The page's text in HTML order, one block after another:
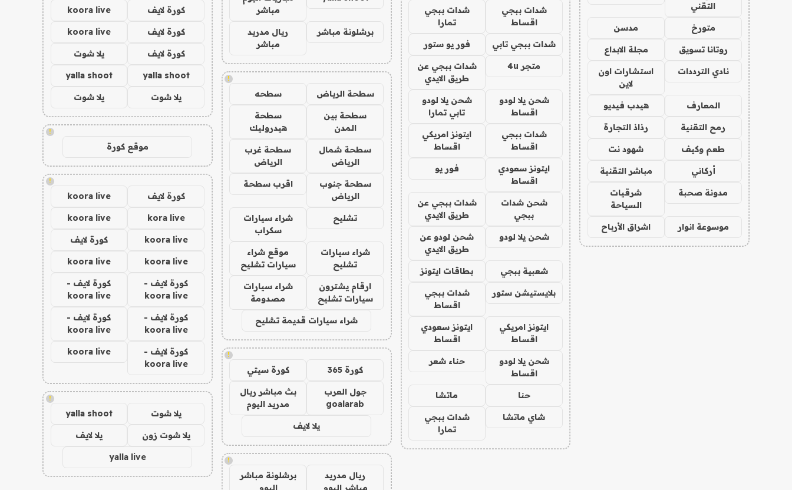
التقني
متورخ مدسن
روتانا تسويق مجلة الابداع
نادي الترددات
استشارات اون
لاين
المعارف هيدب فيديو
رمح التقنية رذاذ التجارة
طعم وكيف شهود نت
أركاني مباشر التقنية
مدونة صحبة
شرقيات
السياحة
موسوعة انوار اشراق الأرباح
شدات ببجي
اقساط
شدات ببجي
تمارا
شدات ببجي تابي فور يو ستور
متجر 4u
شدات ببجي عن
طريق الايدي
شحن يلا لودو
اقساط
شحن يلا لودو
تابي تمارا
شدات ببجي
اقساط
ايتونز امريكي
اقساط
ايتونز سعودي
اقساط
فور يو
شحن شدات
ببجي
شدات ببجي عن
طريق الايدي
شحن يلا لودو
شحن لودو عن
طريق الايدي
شعبية ببجي بطاقات ايتونز
بلايستيشن ستور
شدات ببجي
اقساط
ايتونز امريكي
اقساط
ايتونز سعودي
اقساط
شحن يلا لودو
اقساط
حناء شعر
حنا ماتشا
شاي ماتشا
شدات ببجي
تمارا
مباشر
برشلونة مباشر
ريال مدريد
مباشر
!
سطحة الرياض سطحه
سطحة بين
المدن
سطحة
هيدروليك
سطحة شمال
الرياض
سطحة غرب
الرياض
سطحة جنوب
الرياض
اقرب سطحة
تشليح
شراء سيارات
سكراب
شراء سيارات
تشليح
موقع شراء
سيارات تشليح
ارقام يشترون
سيارات تشليح
شراء سيارات
مصدومة
شراء سيارات قديمة تشليح
!
كورة 365 كورة سيتي
جول العرب
goalarab
بث مباشر ريال
مدريد اليوم
يلا لايف
!
ريال مدريد
مباشر اليوم
برشلونة مباشر
اليوم
كورة لايف koora live
كورة لايف koora live
كورة لايف يلا شوت
yalla shoot
yalla shoot
يلا شوت يلا شوت
!
موقع كورة
!
كورة لايف koora live
kora live
koora live
koora live كورة لايف
koora live
koora live
كورة لايف -
koora live
كورة لايف -
koora live
كورة لايف -
koora live
كورة لايف -
koora live
كورة لايف -
koora live
koora live
!
يلا شوت yalla shoot
يلا شوت زون يلا لايف
yalla live